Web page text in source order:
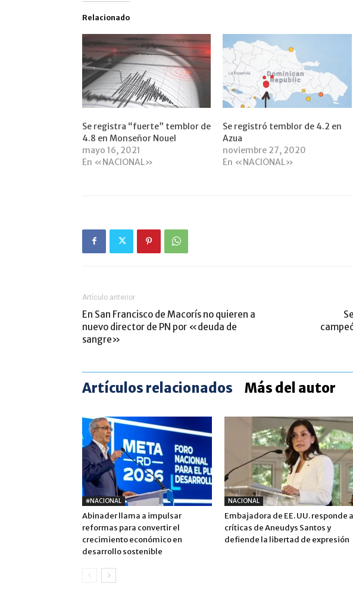
Relacionado
Se registra “fuerte” temblor de
4.8 en Monseñor Nouel
mayo 16, 2021
En «NACIONAL»
Se registró temblor de 4.2 en
Azua
noviembre 27, 2020
En «NACIONAL»
Artículo anterior
En San Francisco de Macorís no quieren a
nuevo director de PN por «deuda de
sangre»
Artículos relacionados Más del autor
#NACIONAL
Abinader llama a impulsar
reformas para convertir el
crecimiento económico en
desarrollo sostenible
NACIONAL
Embajadora de EE. UU. responde a
críticas de Aneudys Santos y
defiende la libertad de expresión